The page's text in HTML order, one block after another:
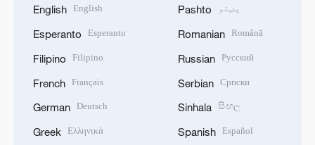
English English
Esperanto Esperanto
Filipino Filipino
French Français
German Deutsch
Greek Ελληνικά
Pashto پښتو
Romanian Română
Russian Русский
Serbian Српски
Sinhala සිංහල
Spanish Español